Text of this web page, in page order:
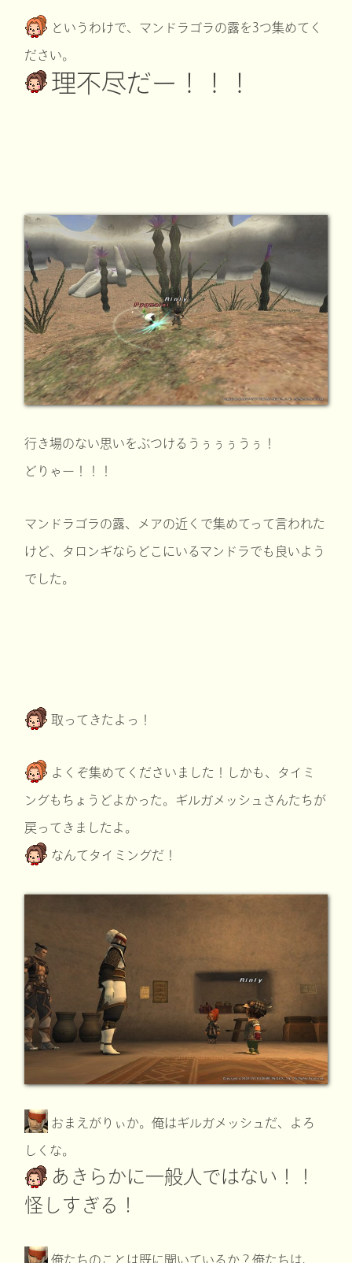
というわけで、マンドラゴラの露を3つ集めてく
ださい。
理不尽だー！！！
行き場のない思いをぶつけるうぅぅぅうぅ！
どりゃー！！！
マンドラゴラの露、メアの近くで集めてって言われた
けど、タロンギならどこにいるマンドラでも良いよう
でした。
取ってきたよっ！
よくぞ集めてくださいました！しかも、タイミ
ングもちょうどよかった。ギルガメッシュさんたちが
戻ってきましたよ。
なんてタイミングだ！
おまえがりぃか。俺はギルガメッシュだ、よろ
しくな。
あきらかに一般人ではない！！
怪しすぎる！
俺たちのことは既に聞いているか？俺たちは、